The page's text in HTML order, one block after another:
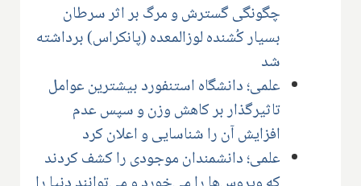
چگونگی گسترش و مرگ بر اثر سرطان
بسیار کُشنده لوزالمعده (پانکراس) برداشته
شد
علمی؛ دانشگاه استنفورد بیشترین عوامل
تاثیرگذار بر کاهش وزن و سپس عدم
افزایش آن را شناسایی و اعلان کرد
علمی؛ دانشمندان موجودی را کشف کردند